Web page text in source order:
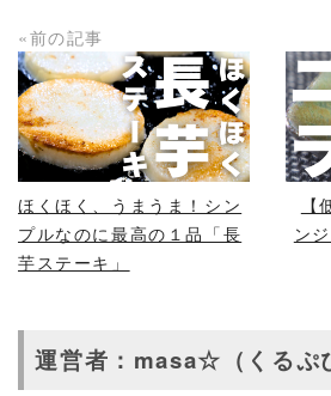
«前の記事
READ MORE
ほくほく、うまうま！シン
プルなのに最高の１品「長
芋ステーキ」
ン
運営者：masa☆（くるぷ